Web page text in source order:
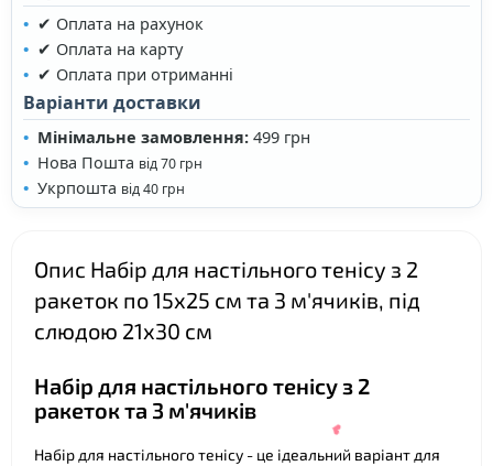
✔ Оплата на рахунок
✔ Оплата на карту
✔ Оплата при отриманні
Варіанти доставки
Мінімальне замовлення: 499 грн
Нова Пошта від 70 грн
Укрпошта від 40 грн
Опис Набір для настільного тенісу з 2
ракеток по 15х25 см та 3 м'ячиків, під
слюдою 21х30 см
Набір для настільного тенісу з 2
ракеток та 3 м'ячиків
Набір для настільного тенісу - це ідеальний варіант для